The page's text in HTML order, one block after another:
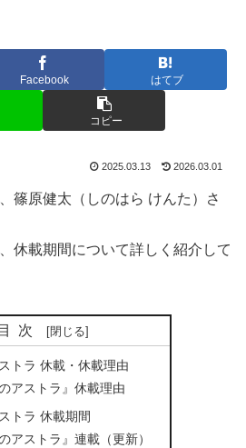
Facebook はてブ
コピー
2025.03.13 2026.03.01
篠原健太（しのはら けんた）さ
休載期間について詳しく紹介して
目次
トラ 休載・休載理由
のアストラ』休載理由
トラ 休載期間
アストラ』連載（更新）